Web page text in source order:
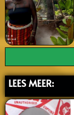
LEES MEER: